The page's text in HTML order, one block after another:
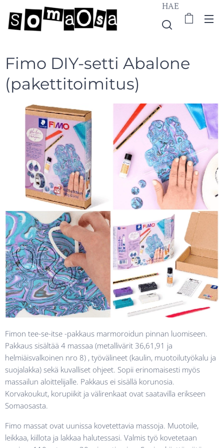
HAE
Fimo DIY-setti Abalone
(pakettitoimitus)
Fimon tee-se-itse -pakkaus marmoroidun pinnan luomiseen.
Pakkaus sisältää 4 massaa (metallivärit 36,61,91 ja
helmiäisvalkoinen nro 8) , työvälineet (kaulin, muotoilutyökalu ja
suojalakka) sekä kuvalliset ohjeet. Sopii erinomaisesti myös
massailun aloittelijalle. Pakkaus ei sisällä korunosia.
Korvakoukut, korupiikit ja välirenkaat ovat saatavilla erikseen
Somaosasta.
Fimo massat ovat uunissa kovetettavia massoja. Muotoile,
leikkaa, kiillota ja lakkaa halutessasi. Valmis työ kovetetaan